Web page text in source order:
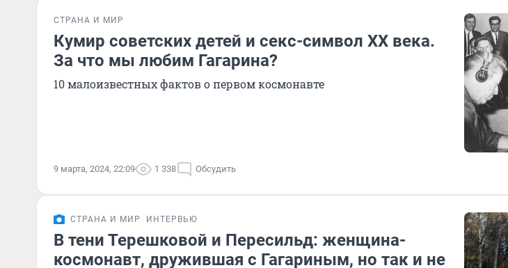
СТРАНА И МИР
Кумир советских детей и секс-символ XX века.
За что мы любим Гагарина?
10 малоизвестных фактов о первом космонавте
9 марта, 2024, 22:09 1 338 Обсудить
СТРАНА И МИР ИНТЕРВЬЮ
В тени Терешковой и Пересильд: женщина-
космонавт, дружившая с Гагариным, но так и не